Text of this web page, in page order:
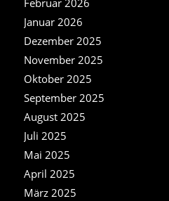
Februar 2026
Januar 2026
Dezember 2025
November 2025
Oktober 2025
September 2025
August 2025
Juli 2025
Mai 2025
April 2025
März 2025